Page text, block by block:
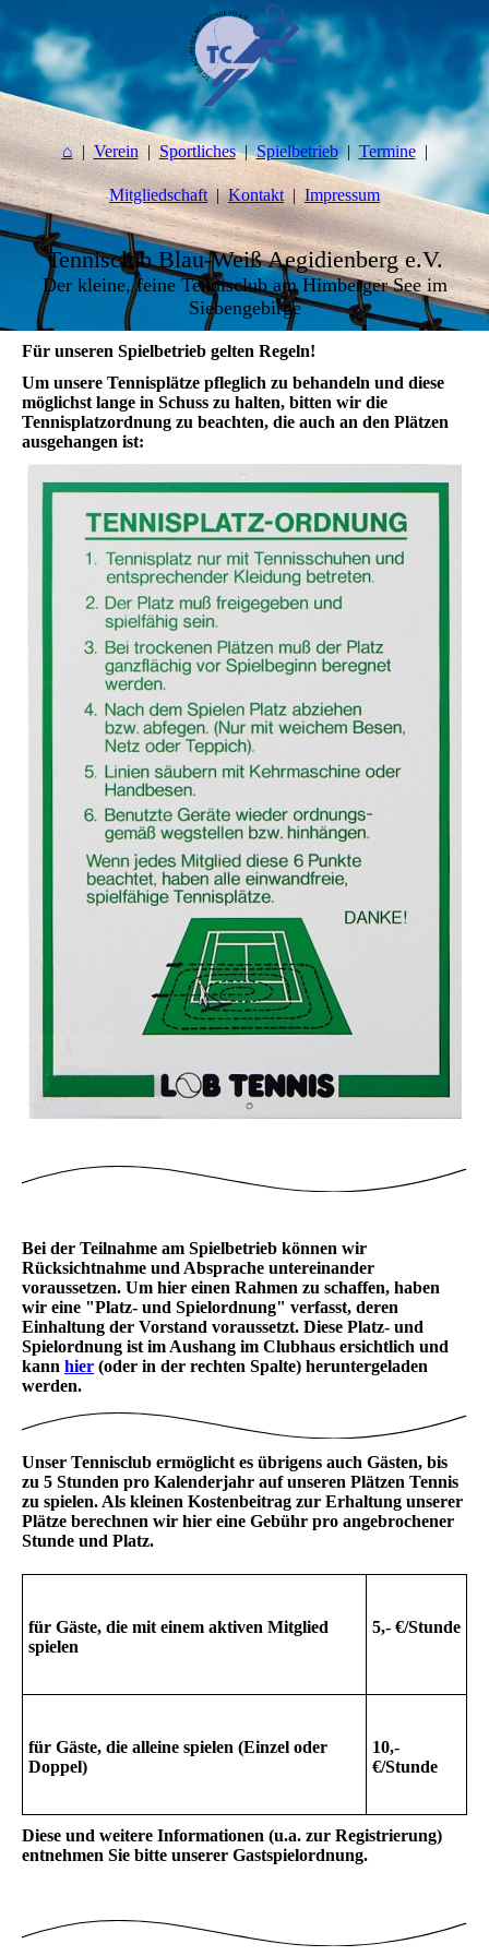
⌂ Verein Sportliches Spielbetrieb Termine
Mitgliedschaft Kontakt Impressum
Tennisclub Blau-Weiß Aegidienberg e.V.
Der kleine, feine Tennisclub am Himberger See im
Siebengebirge
Für unseren Spielbetrieb gelten Regeln!
Um unsere Tennisplätze pfleglich zu behandeln und diese
möglichst lange in Schuss zu halten, bitten wir die
Tennisplatzordnung zu beachten, die auch an den Plätzen
ausgehangen ist:
Bei der Teilnahme am Spielbetrieb können wir
Rücksichtnahme und Absprache untereinander
voraussetzen. Um hier einen Rahmen zu schaffen, haben
wir eine "Platz- und Spielordnung" verfasst, deren
Einhaltung der Vorstand voraussetzt. Diese Platz- und
Spielordnung ist im Aushang im Clubhaus ersichtlich und
kann hier (oder in der rechten Spalte) heruntergeladen
werden.
Unser Tennisclub ermöglicht es übrigens auch Gästen, bis
zu 5 Stunden pro Kalenderjahr auf unseren Plätzen Tennis
zu spielen. Als kleinen Kostenbeitrag zur Erhaltung unserer
Plätze berechnen wir hier eine Gebühr pro angebrochener
Stunde und Platz.
für Gäste, die mit einem aktiven Mitglied
spielen
5,- €/Stunde
für Gäste, die alleine spielen (Einzel oder
Doppel)
10,-
€/Stunde
Diese und weitere Informationen (u.a. zur Registrierung)
entnehmen Sie bitte unserer Gastspielordnung.